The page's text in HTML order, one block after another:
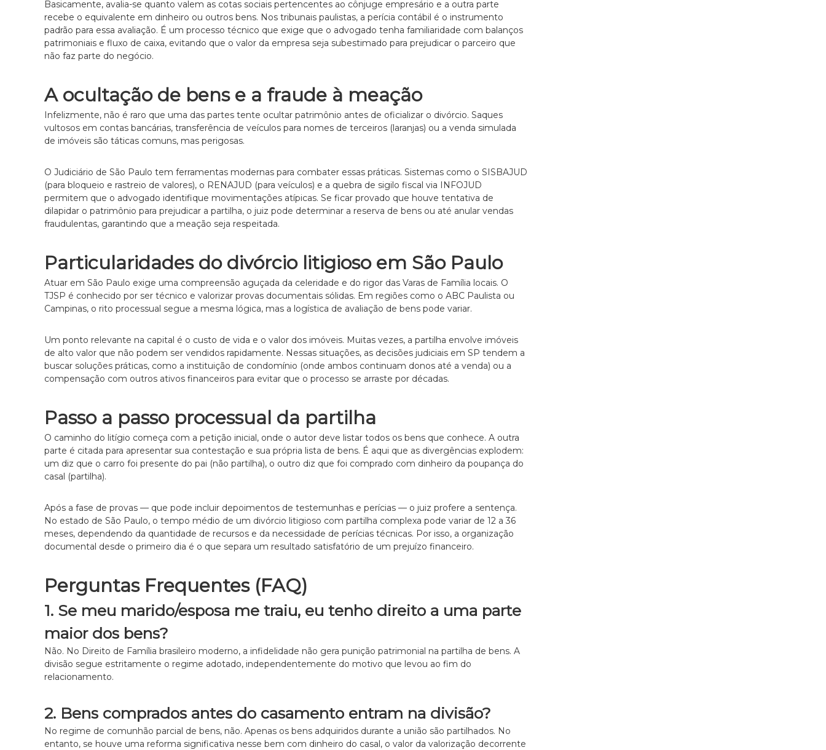
n
t
o
é
o
,
c
l
o
e
p
e
r
n
a
i
d
o
.
Basicamente, avalia-se quanto valem as cotas sociais pertencentes ao cônjuge empresário e a outra parte
recebe o equivalente em dinheiro ou outros bens. Nos tribunais paulistas, a perícia contábil é o instrumento
padrão para essa avaliação. É um processo técnico que exige que o advogado tenha familiaridade com balanços
patrimoniais e fluxo de caixa, evitando que o valor da empresa seja subestimado para prejudicar o parceiro que
não faz parte do negócio.
A ocultação de bens e a fraude à meação
Infelizmente, não é raro que uma das partes tente ocultar patrimônio antes de oficializar o divórcio. Saques
vultosos em contas bancárias, transferência de veículos para nomes de terceiros (laranjas) ou a venda simulada
de imóveis são táticas comuns, mas perigosas.
O Judiciário de São Paulo tem ferramentas modernas para combater essas práticas. Sistemas como o SISBAJUD
(para bloqueio e rastreio de valores), o RENAJUD (para veículos) e a quebra de sigilo fiscal via INFOJUD
permitem que o advogado identifique movimentações atípicas. Se ficar provado que houve tentativa de
dilapidar o patrimônio para prejudicar a partilha, o juiz pode determinar a reserva de bens ou até anular vendas
fraudulentas, garantindo que a meação seja respeitada.
Particularidades do divórcio litigioso em São Paulo
Atuar em São Paulo exige uma compreensão aguçada da celeridade e do rigor das Varas de Família locais. O
TJSP é conhecido por ser técnico e valorizar provas documentais sólidas. Em regiões como o ABC Paulista ou
Campinas, o rito processual segue a mesma lógica, mas a logística de avaliação de bens pode variar.
Um ponto relevante na capital é o custo de vida e o valor dos imóveis. Muitas vezes, a partilha envolve imóveis
de alto valor que não podem ser vendidos rapidamente. Nessas situações, as decisões judiciais em SP tendem a
buscar soluções práticas, como a instituição de condomínio (onde ambos continuam donos até a venda) ou a
compensação com outros ativos financeiros para evitar que o processo se arraste por décadas.
Passo a passo processual da partilha
O caminho do litígio começa com a petição inicial, onde o autor deve listar todos os bens que conhece. A outra
parte é citada para apresentar sua contestação e sua própria lista de bens. É aqui que as divergências explodem:
um diz que o carro foi presente do pai (não partilha), o outro diz que foi comprado com dinheiro da poupança do
casal (partilha).
Após a fase de provas — que pode incluir depoimentos de testemunhas e perícias — o juiz profere a sentença.
No estado de São Paulo, o tempo médio de um divórcio litigioso com partilha complexa pode variar de 12 a 36
meses, dependendo da quantidade de recursos e da necessidade de perícias técnicas. Por isso, a organização
documental desde o primeiro dia é o que separa um resultado satisfatório de um prejuízo financeiro.
Perguntas Frequentes (FAQ)
1. Se meu marido/esposa me traiu, eu tenho direito a uma parte
maior dos bens?
Não. No Direito de Família brasileiro moderno, a infidelidade não gera punição patrimonial na partilha de bens. A
divisão segue estritamente o regime adotado, independentemente do motivo que levou ao fim do
relacionamento.
2. Bens comprados antes do casamento entram na divisão?
No regime de comunhão parcial de bens, não. Apenas os bens adquiridos durante a união são partilhados. No
entanto, se houve uma reforma significativa nesse bem com dinheiro do casal, o valor da valorização decorrente